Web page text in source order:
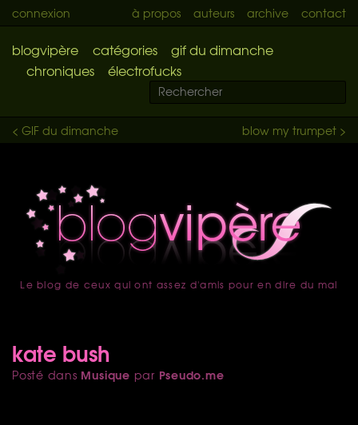
connexion à propos auteurs archive contact
blogvipère catégories
gif du dimanche
chroniques
électrofucks
blow my trumpet >
< GIF du dimanche
accueil
Le blog de ceux qui ont assez d'amis pour en dire du mal
kate bush
Posté dans Musique par Pseudo.me